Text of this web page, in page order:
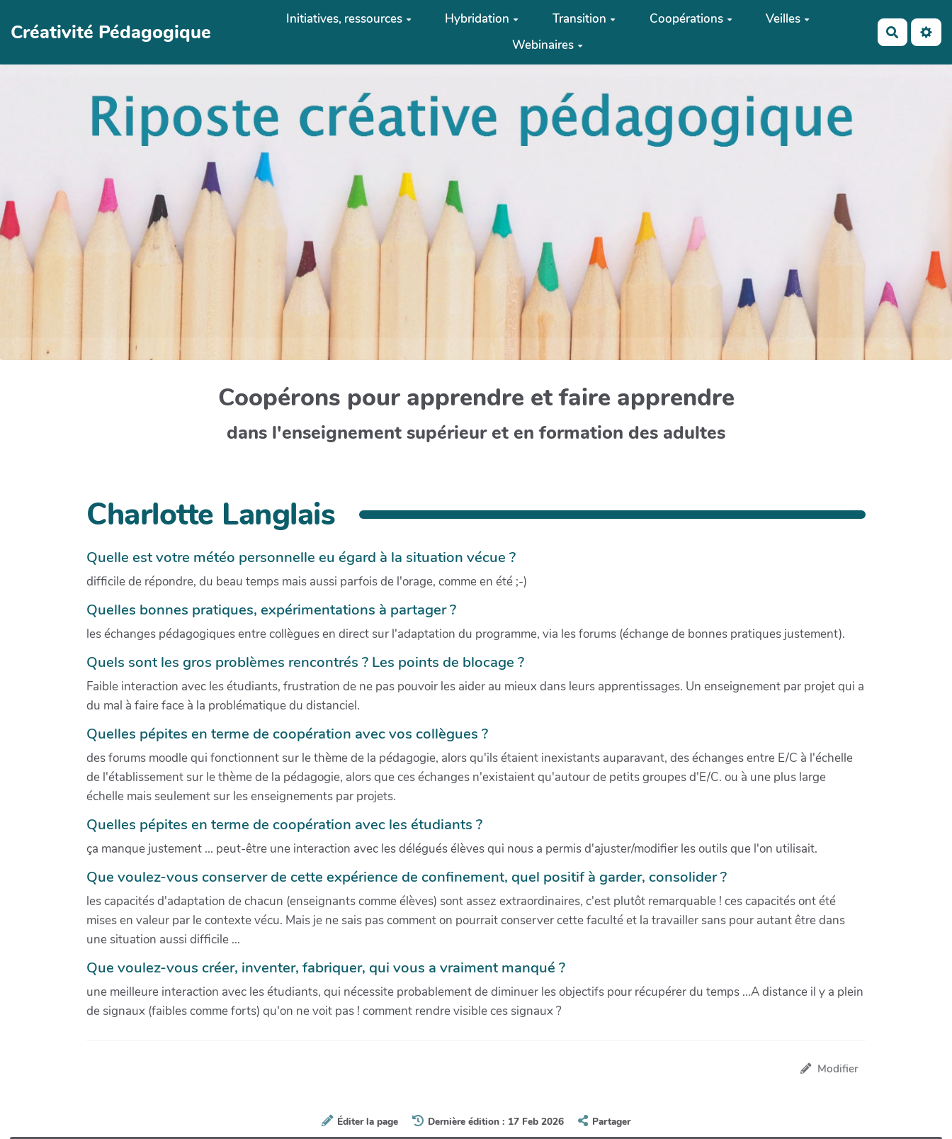
Créativité Pédagogique
Initiatives, ressources Hybridation Transition Coopérations
Veilles
Webinaires
Coopérons pour apprendre et faire apprendre
dans l'enseignement supérieur et en formation des adultes
Charlotte Langlais
Quelle est votre météo personnelle eu égard à la situation vécue ?
difficile de répondre, du beau temps mais aussi parfois de l'orage, comme en été ;-)
Quelles bonnes pratiques, expérimentations à partager ?
les échanges pédagogiques entre collègues en direct sur l'adaptation du programme, via les forums (échange de bonnes pratiques justement).
Quels sont les gros problèmes rencontrés ? Les points de blocage ?
Faible interaction avec les étudiants, frustration de ne pas pouvoir les aider au mieux dans leurs apprentissages. Un enseignement par projet qui a
du mal à faire face à la problématique du distanciel.
Quelles pépites en terme de coopération avec vos collègues ?
des forums moodle qui fonctionnent sur le thème de la pédagogie, alors qu'ils étaient inexistants auparavant, des échanges entre E/C à l'échelle
de l'établissement sur le thème de la pédagogie, alors que ces échanges n'existaient qu'autour de petits groupes d'E/C. ou à une plus large
échelle mais seulement sur les enseignements par projets.
Quelles pépites en terme de coopération avec les étudiants ?
ça manque justement ... peut-être une interaction avec les délégués élèves qui nous a permis d'ajuster/modifier les outils que l'on utilisait.
Que voulez-vous conserver de cette expérience de confinement, quel positif à garder, consolider ?
les capacités d'adaptation de chacun (enseignants comme élèves) sont assez extraordinaires, c'est plutôt remarquable ! ces capacités ont été
mises en valeur par le contexte vécu. Mais je ne sais pas comment on pourrait conserver cette faculté et la travailler sans pour autant être dans
une situation aussi difficile ...
Que voulez-vous créer, inventer, fabriquer, qui vous a vraiment manqué ?
une meilleure interaction avec les étudiants, qui nécessite probablement de diminuer les objectifs pour récupérer du temps ...A distance il y a plein
de signaux (faibles comme forts) qu'on ne voit pas ! comment rendre visible ces signaux ?
Modifier
Éditer la page Dernière édition : 17 Feb 2026 Partager